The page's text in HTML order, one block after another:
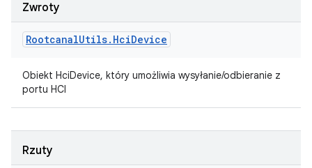
Zwroty
RootcanalUtils. HciDevice
Obiekt HciDevice, który umożliwia wysyłanie/odbieranie z
portu HCI
Rzuty